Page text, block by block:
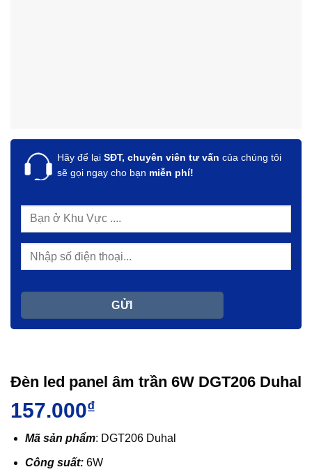
Hãy để lại SĐT, chuyên viên tư vấn của chúng tôi
sẽ gọi ngay cho bạn miễn phí!
Đèn led panel âm trần 6W DGT206 Duhal
157.000₫
Mã sản phẩm: DGT206 Duhal
Công suất:6W